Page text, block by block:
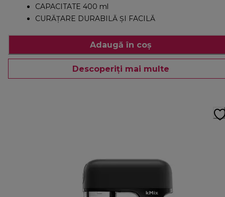
CAPACITATE 400 ml
CURĂȚARE DURABILĂ ȘI FACILĂ
Adaugă în coș
Descoperiți mai multe